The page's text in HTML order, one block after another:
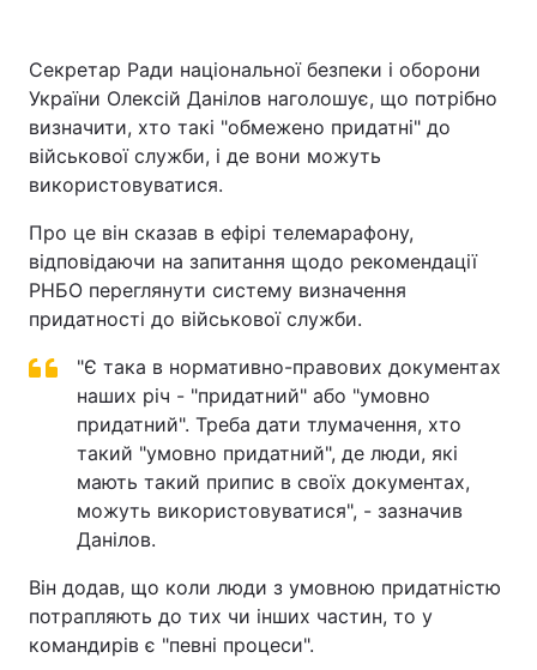
Україна Політика
Економіка Світ
Техно і зв'язок Лайт
Зброя
Здоров'я Туризм
Погода
Екологія Регіони
Лонгріди
Інтерв'ю Думки
Секретар Ради національної безпеки і оборони
України Олексій Данілов наголошує, що потрібно
визначити, хто такі "обмежено придатні" до
військової служби, і де вони можуть
використовуватися.
Про це він сказав в ефірі телемарафону,
відповідаючи на запитання щодо рекомендації
РНБО переглянути систему визначення
придатності до військової служби.
"Є така в нормативно-правових документах
наших річ - "придатний" або "умовно
придатний". Треба дати тлумачення, хто
такий "умовно придатний", де люди, які
мають такий припис в своїх документах,
можуть використовуватися", - зазначив
Данілов.
Він додав, що коли люди з умовною придатністю
потрапляють до тих чи інших частин, то у
командирів є "певні процеси".